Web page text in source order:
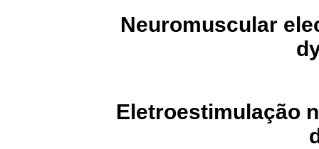
Neuromuscular
Eletroestimulação